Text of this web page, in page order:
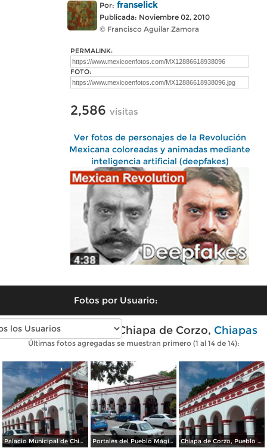
Por: franselick
Publicada: Noviembre 02, 2010
© Francisco Aguilar Zamora
PERMALINK:
FOTO:
2,586 visitas
Ver fotos de personajes de la Revolución
Mexicana coloreadas y animadas mediante
inteligencia artificial (deepfakes)
Fotos por Usuario:
Fotos modernas de Chiapa de Corzo, Chiapas
Últimas fotos agregadas se muestran primero (1 al 14 de 14):
Palacio Municipal de Chiapa de Corzo. Julio/2018 Portales del Pueblo Mágico de Chiapa de Corzo. Julio/2018 Chiapa de Corzo, Pueblo Mágico. Julio/2018